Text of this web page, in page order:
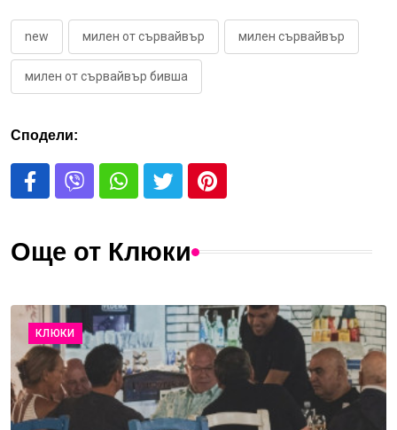
new милен от сървайвър милен сървайвър
милен от сървайвър бивша
Сподели:
Още от Клюки
КЛЮКИ